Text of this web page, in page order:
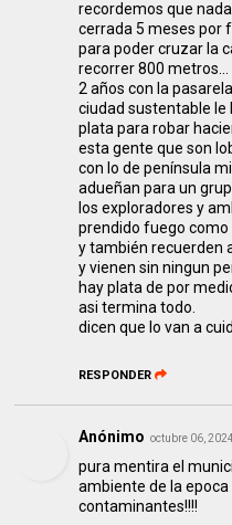
recordemos que
cerrada 5 meses por
para poder cruzar la
recorrer 800 metros...
2 años con la
ciudad sustentable
plata para robar
esta gente que son
con lo de península
adueñan para un
los exploradores y
prendido fuego como
y también recuerden
y vienen sin ningun
hay plata de por medio
asi termina todo.
dicen que lo van a
RESPONDER
Anónimo octubre 06, 2024
pura mentira el
ambiente de la
contaminantes!!!!